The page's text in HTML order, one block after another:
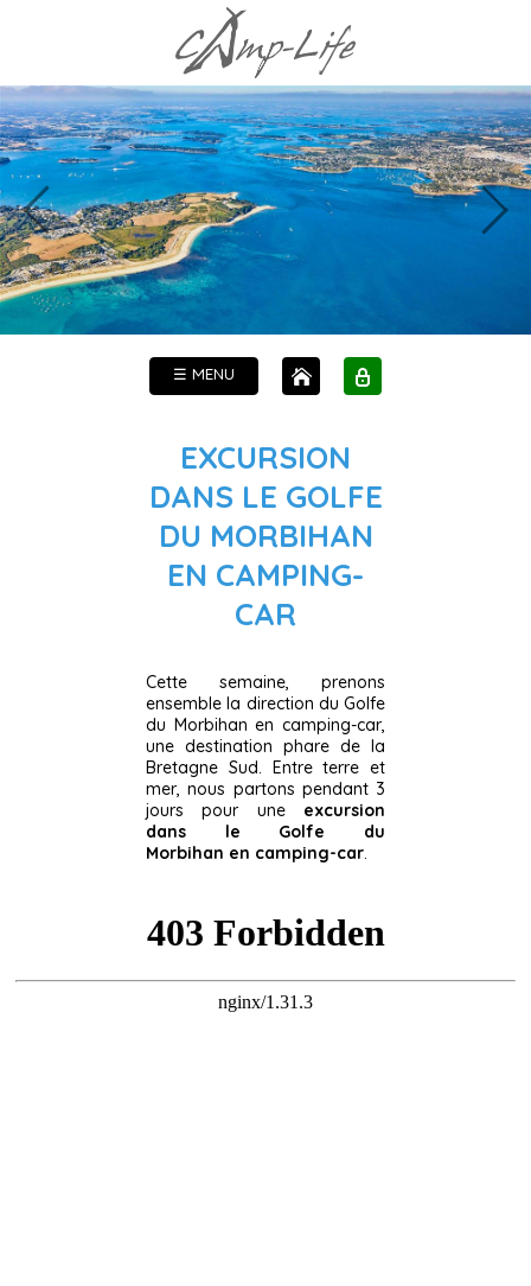
☰ MENU
EXCURSION
DANS LE GOLFE
DU MORBIHAN
EN CAMPING-
CAR
Cette semaine, prenons
ensemble la direction du Golfe
du Morbihan en camping-car,
une destination phare de la
Bretagne Sud. Entre terre et
mer, nous partons pendant 3
jours pour une excursion
dans le Golfe du
Morbihan en camping-car.